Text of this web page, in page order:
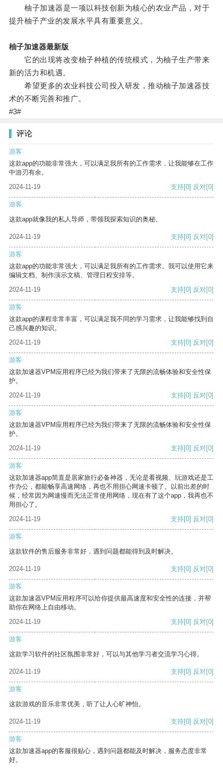
柚子加速器是一项以科技创新为核心的农业产品，对于
提升柚子产业的发展水平具有重要意义。
柚子加速器最新版
它的出现将改变柚子种植的传统模式，为柚子生产带来
新的活力和机遇。
希望更多的农业科技公司投入研发，推动柚子加速器技
术的不断完善和推广。
#3#
评论
游客
这款app的功能非常强大，可以满足我所有的工作需求，让我能够在工作
中游刃有余。
2024-11-19
支持[0] 反对[0]
游客
这款app就像我的私人导师，带领我探索知识的奥秘。
2024-11-19 支持[0] 反对[0]
游客
这款app的功能非常强大，可以满足我所有的工作需求。我可以使用它来
编辑文档、制作演示文稿、管理日程安排等。
2024-11-19
支持[0] 反对[0]
游客
这款app的课程非常丰富，可以满足我不同的学习需求，让我能够找到自
己感兴趣的知识。
2024-11-19
支持[0] 反对[0]
游客
这款加速器VPM应用程序已经为我们带来了无限的流畅体验和安全性保
护。
2024-11-19
支持[0] 反对[0]
游客
这款加速器VPM应用程序已经为我们带来了无限的流畅体验和安全性保
护。
2024-11-19
支持[0] 反对[0]
游客
这款加速器app简直是居家旅行必备神器，无论是看视频、玩游戏还是工
作办公，都能畅享高速网络，再也不用担心网速卡顿了。以前出差的时
候，经常因为网速慢而无法正常使用网络，现在有了这个app，我再也不
用担心了。
2024-11-19
支持[0] 反对[0]
游客
这款软件的售后服务非常好，遇到问题都能得到及时解决。
2024-11-19 支持[0] 反对[0]
游客
这款加速器VPM应用程序可以给你提供最高速度和安全性的连接，并帮
助你在网络上自由移动。
2024-11-19
支持[0] 反对[0]
游客
这款学习软件的社区氛围非常好，可以与其他学习者交流学习心得。
2024-11-19 支持[0] 反对[0]
游客
这款游戏的音乐非常优美，听了让人心旷神怡。
2024-11-19 支持[0] 反对[0]
游客
这款加速器app的客服很贴心，遇到问题都能及时解决，服务态度非常
好。